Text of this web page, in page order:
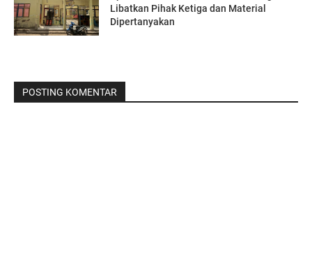
Libatkan Pihak Ketiga dan Material
Dipertanyakan
POSTING KOMENTAR